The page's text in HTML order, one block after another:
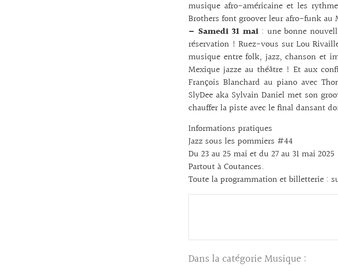
musique afro-américaine et les
Brothers font groover leur afro-funk au
– Samedi 31 mai: une bonne
réservation ! Ruez-vous sur Lou
musique entre folk, jazz, chanson et
Mexique jazze au théâtre ! Et aux
François Blanchard au piano avec
SlyDee aka Sylvain Daniel met son
chauffer la piste avec le final dansant
Informations pratiques
Jazz sous les pommiers #44
Du 23 au 25 mai et du 27 au 31 mai 2025
Partout à Coutances.
Toute la programmation et billetterie :
Dans la catégorieMusique :